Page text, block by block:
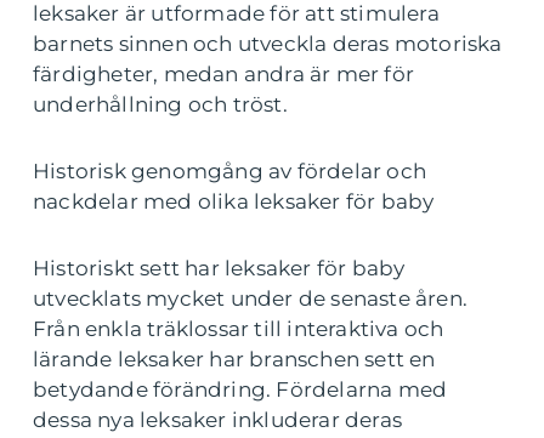
leksaker är utformade för att stimulera
barnets sinnen och utveckla deras motoriska
färdigheter, medan andra är mer för
underhållning och tröst.
Historisk genomgång av fördelar och
nackdelar med olika leksaker för baby
Historiskt sett har leksaker för baby
utvecklats mycket under de senaste åren.
Från enkla träklossar till interaktiva och
lärande leksaker har branschen sett en
betydande förändring. Fördelarna med
dessa nya leksaker inkluderar deras